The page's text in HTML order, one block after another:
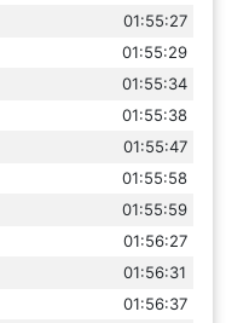
01:55:27
01:55:29
01:55:34
01:55:38
01:55:47
01:55:58
01:55:59
01:56:27
01:56:31
01:56:37